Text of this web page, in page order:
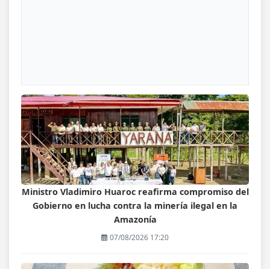
Ministro Vladimiro Huaroc reafirma compromiso del
Gobierno en lucha contra la minería ilegal en la
Amazonía
07/08/2026 17:20